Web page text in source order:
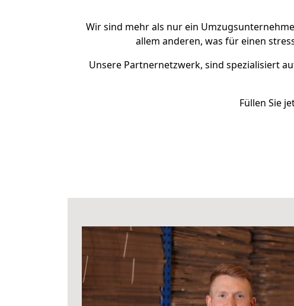
Wir sind mehr als nur ein
allem anderen, was für einen
Unsere Partnernetzwerk, sind spezialisiert
Füllen Sie